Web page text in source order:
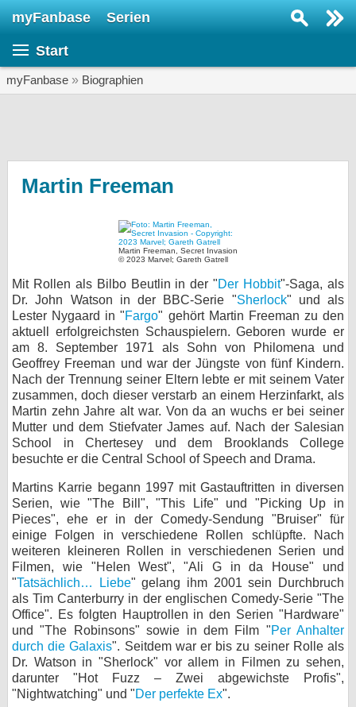
myFanbase Serien
Start
myFanbase » Biographien
Martin Freeman
Martin Freeman, Secret Invasion
© 2023 Marvel; Gareth Gatrell
Mit Rollen als Bilbo Beutlin in der "Der Hobbit"-Saga, als
Dr. John Watson in der BBC-Serie "Sherlock" und als
Lester Nygaard in "Fargo" gehört Martin Freeman zu den
aktuell erfolgreichsten Schauspielern. Geboren wurde er
am 8. September 1971 als Sohn von Philomena und
Geoffrey Freeman und war der Jüngste von fünf Kindern.
Nach der Trennung seiner Eltern lebte er mit seinem Vater
zusammen, doch dieser verstarb an einem Herzinfarkt, als
Martin zehn Jahre alt war. Von da an wuchs er bei seiner
Mutter und dem Stiefvater James auf. Nach der Salesian
School in Chertesey und dem Brooklands College
besuchte er die Central School of Speech and Drama.
Martins Karrie begann 1997 mit Gastauftritten in diversen
Serien, wie "The Bill", "This Life" und "Picking Up in
Pieces", ehe er in der Comedy-Sendung "Bruiser" für
einige Folgen in verschiedene Rollen schlüpfte. Nach
weiteren kleineren Rollen in verschiedenen Serien und
Filmen, wie "Helen West", "Ali G in da House" und
"Tatsächlich… Liebe" gelang ihm 2001 sein Durchbruch
als Tim Canterburry in der englischen Comedy-Serie "The
Office". Es folgten Hauptrollen in den Serien "Hardware"
und "The Robinsons" sowie in dem Film "Per Anhalter
durch die Galaxis". Seitdem war er bis zu seiner Rolle als
Dr. Watson in "Sherlock" vor allem in Filmen zu sehen,
darunter "Hot Fuzz – Zwei abgewichste Profis",
"Nightwatching" und "Der perfekte Ex".
KULTUR
Specials
SERVICE
Gewinnspiele
Forum
bei X
bei Facebook
Kontakt
Nutzungsbedingungen
Datenschutz
Cookie-Einstellungen
Impressum
Desktop-Ansicht
myFanbase